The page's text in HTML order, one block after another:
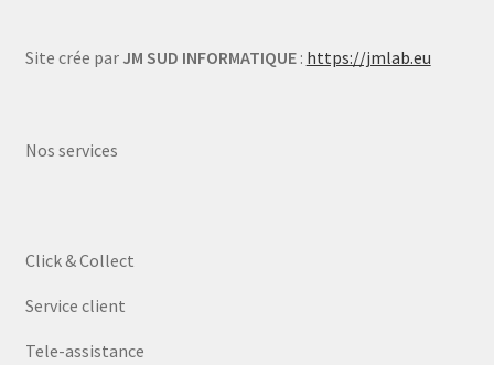
Site crée par JM SUD INFORMATIQUE: https://jmlab.eu
Nos services
Click & Collect
Service client
Tele-assistance